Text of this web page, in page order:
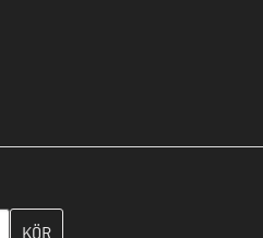
skapa ditt kundkonto i nästa